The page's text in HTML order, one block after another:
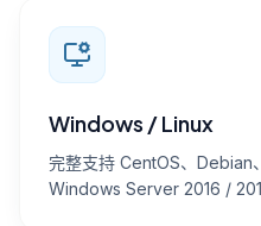
Windows / Linux
完整支持 CentOS、
Windows Server 2016 /